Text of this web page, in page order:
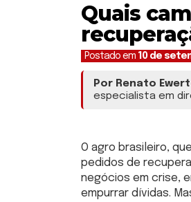
Quais
Postado em 10 de
Por Renato
especialista em
O agro brasileiro,
pedidos de
negócios em crise,
empurrar dívidas.